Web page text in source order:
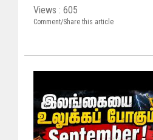
Views : 605
Comment/Share this article